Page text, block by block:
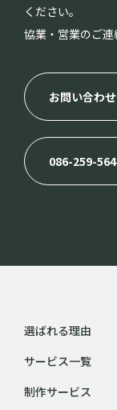
ください。
協業・営業のご連
お問い合わせ
086-259-
選ばれる理由
サービス一覧
制作サービス